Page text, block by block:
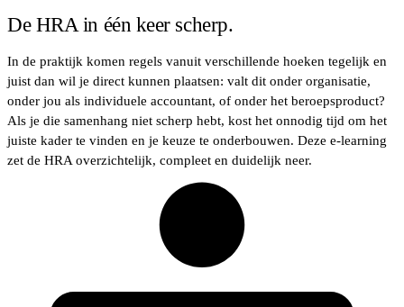
De HRA in één keer scherp.
In de praktijk komen regels vanuit verschillende hoeken tegelijk en
juist dan wil je direct kunnen plaatsen: valt dit onder organisatie,
onder jou als individuele accountant, of onder het beroepsproduct?
Als je die samenhang niet scherp hebt, kost het onnodig tijd om het
juiste kader te vinden en je keuze te onderbouwen. Deze e-learning
zet de HRA overzichtelijk, compleet en duidelijk neer.